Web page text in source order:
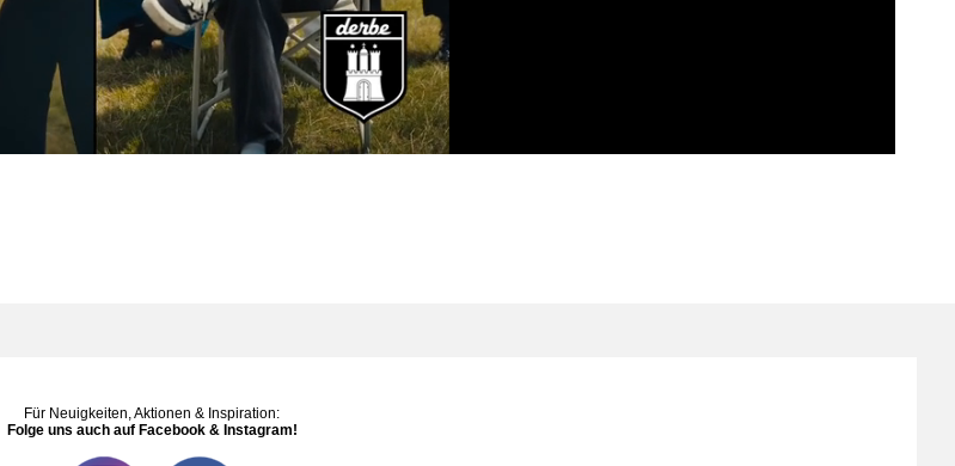
Für Neuigkeiten, Aktionen & Inspiration:
Folge uns auch auf Facebook & Instagram!